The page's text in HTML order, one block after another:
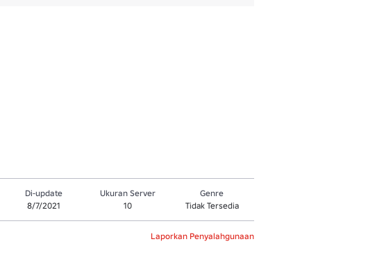
Di-update
8/7/2021
Ukuran Server
10
Genre
Tidak Tersedia
Laporkan Penyalahgunaan